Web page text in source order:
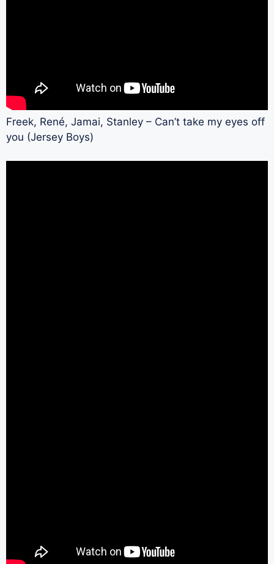
Freek, René, Jamai, Stanley – Can’t take my eyes off
you (Jersey Boys)